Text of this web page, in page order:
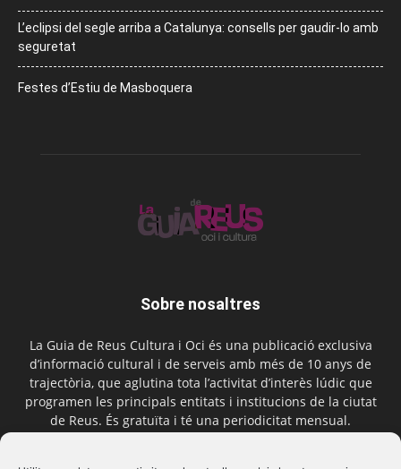
L’eclipsi del segle arriba a Catalunya: consells per gaudir-lo amb
seguretat
Festes d’Estiu de Masboquera
Sobre nosaltres
La Guia de Reus Cultura i Oci és una publicació exclusiva
d’informació cultural i de serveis amb més de 10 anys de
trajectòria, que aglutina tota l’activitat d’interès lúdic que
programen les principals entitats i institucions de la ciutat
de Reus. És gratuïta i té una periodicitat mensual.